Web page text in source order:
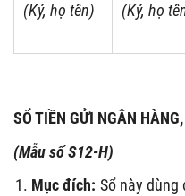
(Ký, họ tên)
(Ký, họ
SỔ TIỀN GỬI NGÂN
(Mẫu số S12-H)
Mục đích: Sổ này